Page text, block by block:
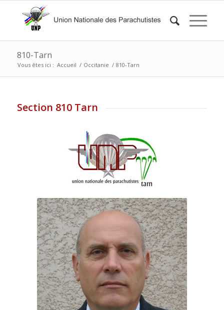
810-Tarn
Vous êtes ici : Accueil / Occitanie / 810-Tarn
Section 810 Tarn